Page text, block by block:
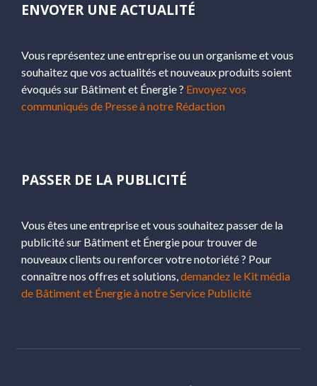
ENVOYER UNE ACTUALITÉ
Vous représentez une entreprise ou un organisme et vous
souhaitez que vos actualités et nouveaux produits soient
évoqués sur Bâtiment et Énergie ? Envoyez vos
communiqués de Presse à notre Rédaction
PASSER DE LA PUBLICITÉ
Vous êtes une entreprise et vous souhaitez passer de la
publicité sur Bâtiment et Énergie pour trouver de
nouveaux clients ou renforcer votre notoriété ? Pour
connaître nos offres et solutions,demandez le Kit média
de Bâtiment et Énergie à notre Service Publicité